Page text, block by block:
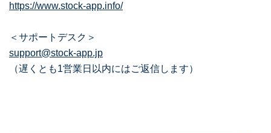
https://www.stock-app.info/
＜サポートデスク＞
support@stock-app.jp
（遅くとも1営業日以内にはご返信します）